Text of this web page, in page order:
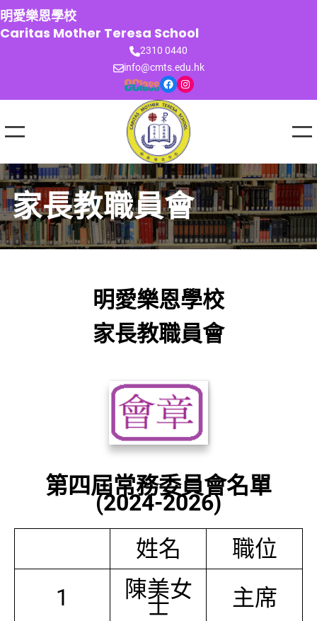
跳
至
主
明愛樂恩學校
Caritas Mother Teresa School
2310 0440
info@cmts.edu.hk
Facebook Instagram
家長教職員會
明愛樂恩學校
家長教職員會
第四屆常務委員會名單
(2024-2026)
姓名
職位
1
陳美女
士 主席